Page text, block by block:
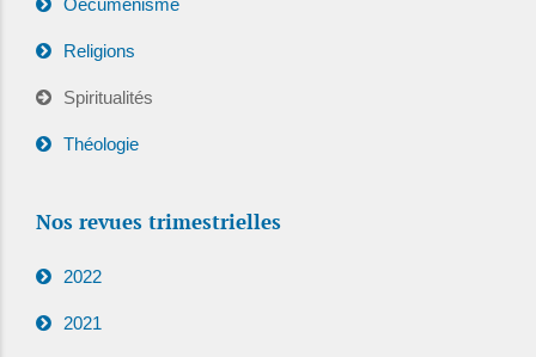
Religions
Spiritualités
Théologie
Nos revues trimestrielles
2022
2021